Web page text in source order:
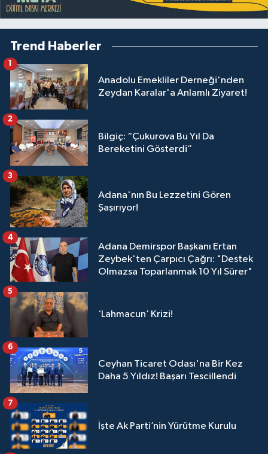
Trend Haberler
Anadolu Emekliler Derneği'nden
Zeydan Karalar'a Anlamlı Ziyaret!
Bilgiç: “Çukurova Bu Yıl Da
Bereketini Gösterdi”
2
Adana'nın Bu Lezzetini Gören
Şaşırıyor!
3
Adana Demirspor Başkanı Ertan
Zeybek'ten Çarpıcı Çağrı: "Destek
Olmazsa Toparlanmak 10 Yıl Sürer"
4
‘Lahmacun’ Krizi!
5
Ceyhan Ticaret Odası'na Bir Kez
Daha 5 Yıldız! Başarı Tescillendi
6
İşte Ak Parti’nin Yürütme Kurulu
7